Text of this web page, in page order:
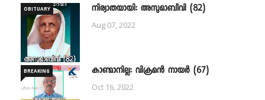
OBITUARY നിര്യാതയായി: അസുമാബീവി (82)
Aug 07, 2022
BREAKING കാണ്മാനില്ല: വിക്രമൻ നായർ (67)
Oct 16, 2022